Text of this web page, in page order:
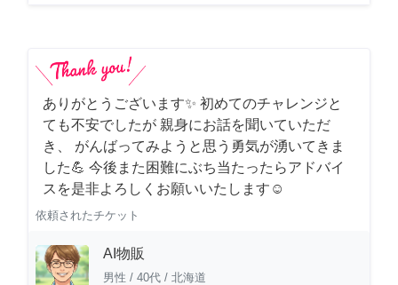
ありがとうございます✨ 初めてのチャレンジと
ても不安でしたが 親身にお話を聞いていただ
き、 がんばってみようと思う勇気が湧いてきま
した💪 今後また困難にぶち当たったらアドバイ
スを是非よろしくお願いいたします☺️
依頼されたチケット
AI物販
男性 / 40代 / 北海道